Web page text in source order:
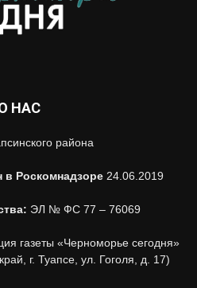
НАС
района
в Роскомнадзоре 24.06.2019
ЭЛ № ФС 77 – 76069
газеты «Черноморье сегодня»
г. Туапсе, ул. Гоголя, д. 17)